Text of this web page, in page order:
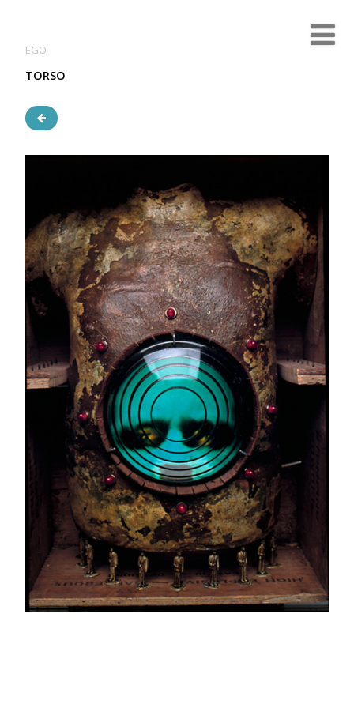
EGO
TORSO